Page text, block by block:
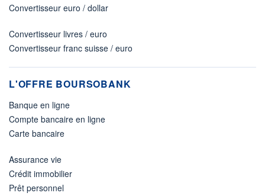
Convertisseur euro / dollar
Convertisseur livres / euro
Convertisseur franc suisse / euro
L'OFFRE BOURSOBANK
Banque en ligne
Compte bancaire en ligne
Carte bancaire
Assurance vie
Crédit immobilier
Prêt personnel